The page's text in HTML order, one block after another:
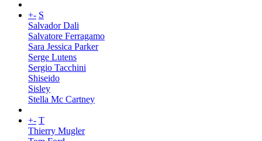
+- S
Salvador Dali
Salvatore Ferragamo
Sara Jessica Parker
Serge Lutens
Sergio Tacchini
Shiseido
Sisley
Stella Mc Cartney
+- T
Thierry Mugler